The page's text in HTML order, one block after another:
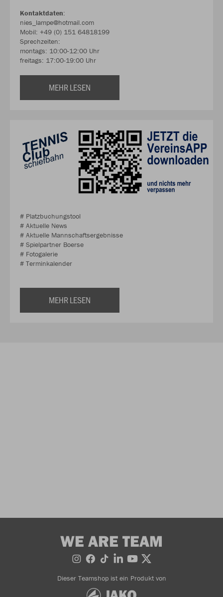
Kontaktdaten:
nies_lampe@hotmail.com
Mobil: +49 (0) 151 64818199
Sprechzeiten:
montags: 10:00-12:00 Uhr
freitags: 17:00-19:00 Uhr
MEHR LESEN
# Platzbuchungstool
# Aktuelle News
# Aktuelle Mannschaftsergebnisse
# Spielpartner Boerse
# Fotogalerie
# Terminkalender
MEHR LESEN
WE ARE TEAM
Dieser Teamshop ist ein Produkt von